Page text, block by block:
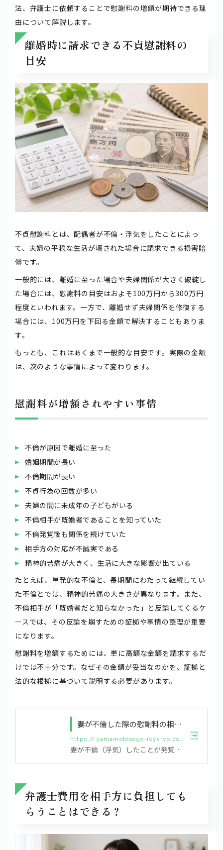
法、弁護士に依頼することで慰謝料の増額が期待できる理
由について解説します。
離婚時に請求できる不貞慰謝料の
目安
不貞慰謝料とは、配偶者が不倫・浮気をしたことによっ
て、夫婦の平穏な生活が壊された場合に請求できる損害賠
償です。
一般的には、離婚に至った場合や夫婦関係が大きく破綻し
た場合には、慰謝料の目安はおよそ100万円から300万円
程度といわれます。一方で、離婚せず夫婦関係を修復する
場合には、100万円を下回る金額で解決することもありま
す。
もっとも、これはあくまで一般的な目安です。実際の金額
は、次のような事情によって変わります。
慰謝料が増額されやすい事情
不倫が原因で離婚に至った
婚姻期間が長い
不倫期間が長い
不貞行為の回数が多い
夫婦の間に未成年の子どもがいる
不倫相手が既婚者であることを知っていた
不倫発覚後も関係を続けていた
相手方の対応が不誠実である
精神的苦痛が大きく、生活に大きな影響が出ている
たとえば、単発的な不倫と、長期間にわたって継続してい
た不倫とでは、精神的苦痛の大きさが異なります。また、
不倫相手が「既婚者だと知らなかった」と反論してくるケ
ースでは、その反論を崩すための証拠や事情の整理が重要
になります。
慰謝料を増額するためには、単に高額な金額を請求するだ
けでは不十分です。なぜその金額が妥当なのかを、証拠と
法的な根拠に基づいて説明する必要があります。
妻が不倫した際の慰謝料の相場は？弁護士に相談するメリットも合わせて解説
https://yamamotosogo-isyaryo.com/news/news-2775
妻が不倫（浮気）したことが発覚すると、精神的ショックや裏切られた怒りに加えて、離婚するか・関係を続けるかといった重大な判断を迫られることがあります。その際に問題となるのが「慰謝料を請求できるのか」「相場はいくらか」「どのように請求を進めればよいのか」という点です。一般的に、妻の不倫による慰謝料は、離婚する場合で100～300万円程度、離婚しない場合で50～100万円程度とされています。ただし、実際の金額は夫婦の事情や不倫の態様などによって大きく変わります。本記事では、慰謝料の相場と決定要因、請求の進め方...
弁護士費用を相手方に負担しても
らうことはできる？